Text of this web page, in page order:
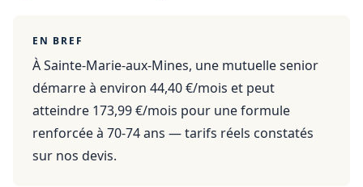
EN BREF
À Sainte-Marie-aux-Mines, une mutuelle senior
démarre à environ 44,40 €/mois et peut
atteindre 173,99 €/mois pour une formule
renforcée à 70-74 ans — tarifs réels constatés
sur nos devis.